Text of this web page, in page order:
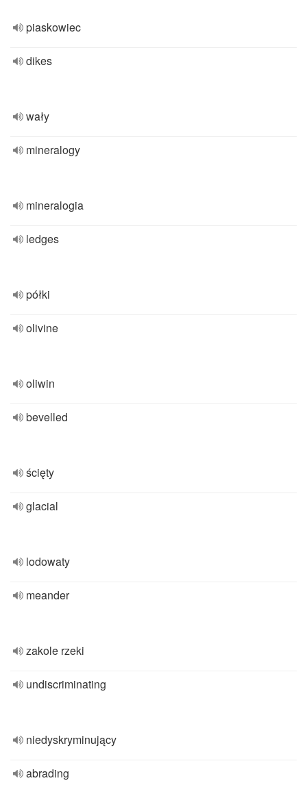
piaskowiec
dikes
wały
mineralogy
mineralogia
ledges
półki
olivine
oliwin
bevelled
ścięty
glacial
lodowaty
meander
zakole rzeki
undiscriminating
niedyskryminujący
abrading